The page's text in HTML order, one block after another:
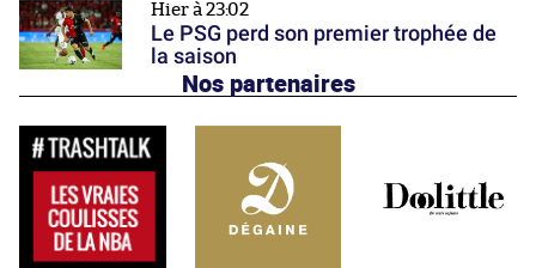
Hier à 23:02
Le PSG perd son premier trophée de
la saison
Nos partenaires